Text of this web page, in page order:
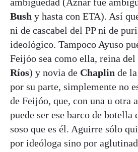
Bush y hasta con ETA). Así
ni de cascabel del PP ni de
ideológico. Tampoco Ayuso
Feijóo sea como ella, reina del
Ríos) y novia de Chaplin de
por su parte, simplemente no
de Feijóo, que, con una u otra
puede ser ese barco de botella
soso que es él. Aguirre sólo
por ideóloga sino por